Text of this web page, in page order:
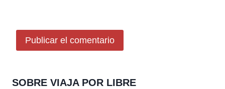
SOBRE VIAJA POR LIBRE